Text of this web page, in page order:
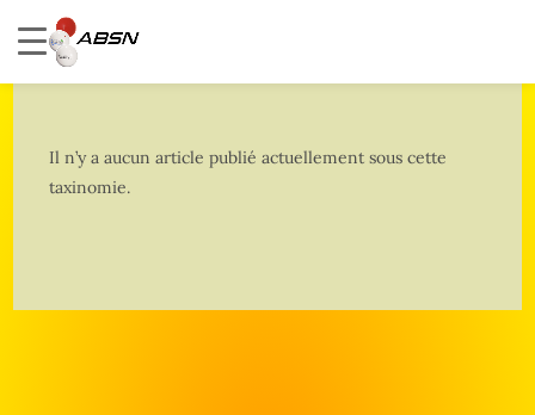
Il n’y a aucun article publié actuellement sous cette
taxinomie.